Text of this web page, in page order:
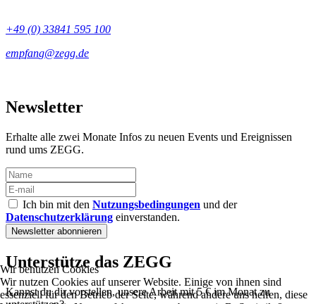
+49 (0) 33841 595 100
Newsletter
Erhalte alle zwei Monate Infos zu neuen Events und Ereignissen
rund ums ZEGG.
Ich bin mit den Nutzungsbedingungen und der
Datenschutzerklärung einverstanden.
Unterstütze das ZEGG
Kannst du dir vorstellen, unsere Arbeit mit 5 € im Monat zu
Wir benutzen Cookies
Wir nutzen Cookies auf unserer Website. Einige von ihnen sind
essenziell für den Betrieb der Seite, während andere uns helfen, diese